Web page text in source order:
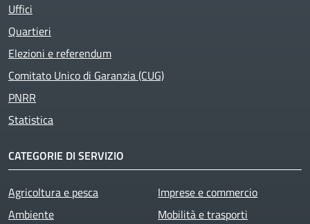
Uffici
Quartieri
Elezioni e referendum
Comitato Unico di Garanzia (CUG)
PNRR
Statistica
CATEGORIE DI SERVIZIO
Agricoltura e pesca
Ambiente
Imprese e commercio
Mobilità e trasporti